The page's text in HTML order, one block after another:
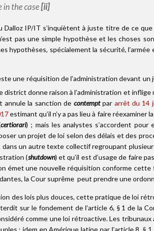
in the case[ii]
Dalloz IP/IT s’inquiètent à juste titre de ce
pas une simple hypothèse et les choses
hypothèses, spécialement la sécurité,
une réquisition de l’administration devant
district donne raison à l’administration et
annule la sanction de contemptpar arrêt du 14
estimant qu’il n’y a pas lieu à faire réexaminer
certiorari) ; mais les analystes s’accordent pour
un projet de loi selon des délais et des
un autre texte collectif regroupant
(shutdown) et qu’il est d’usage de faire
émet une nouvelle réquisition conforme
la Cour suprême peut prendre une
des lois plus douces, cette pratique de loi
sur le fondement de l’article 6, § 1 de la
comme une loi rétroactive. Les
; idem en Amérique latine par l’article 8, §